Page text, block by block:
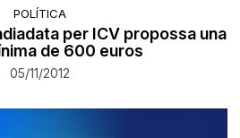
POLÍTICA
per ICV propossa una
de 600 euros
05/11/2012